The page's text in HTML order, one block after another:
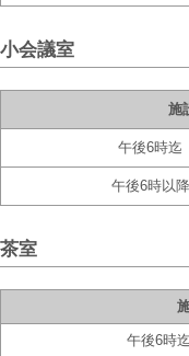
小会議室
施
午後6時
午後6時以
茶室
午後6時